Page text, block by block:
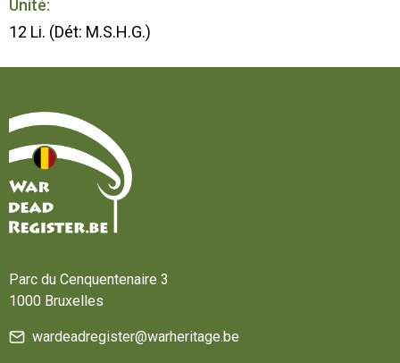
Unité:
12 Li. (Dét: M.S.H.G.)
Parc du Cenquentenaire 3
1000 Bruxelles
wardeadregister@warheritage.be